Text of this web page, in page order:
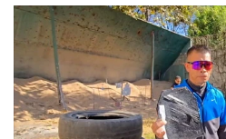
• CbizReview
• Cyber BIZ
• ผู้จัดกวน
• Good health & Well-being
• Green Innovation & SD